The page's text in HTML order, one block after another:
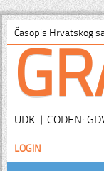
Časopis Hrvatskog
UDK | CODEN:
LOGIN